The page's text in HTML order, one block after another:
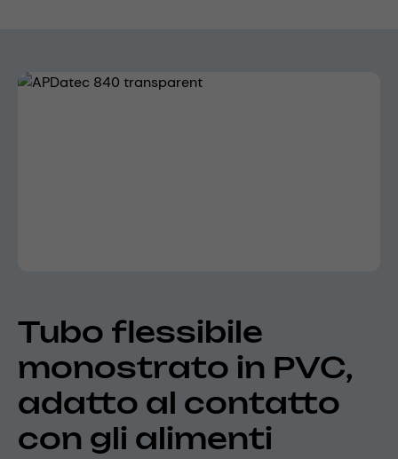
Skip image gallery
Tubo flessibile
monostrato in PVC,
adatto al contatto
con gli alimenti